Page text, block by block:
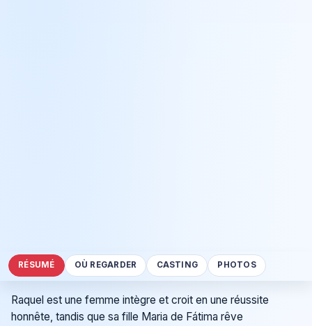
RÉSUMÉ OÙ REGARDER CASTING PHOTOS
Raquel est une femme intègre et croit en une réussite
honnête, tandis que sa fille Maria de Fátima rêve